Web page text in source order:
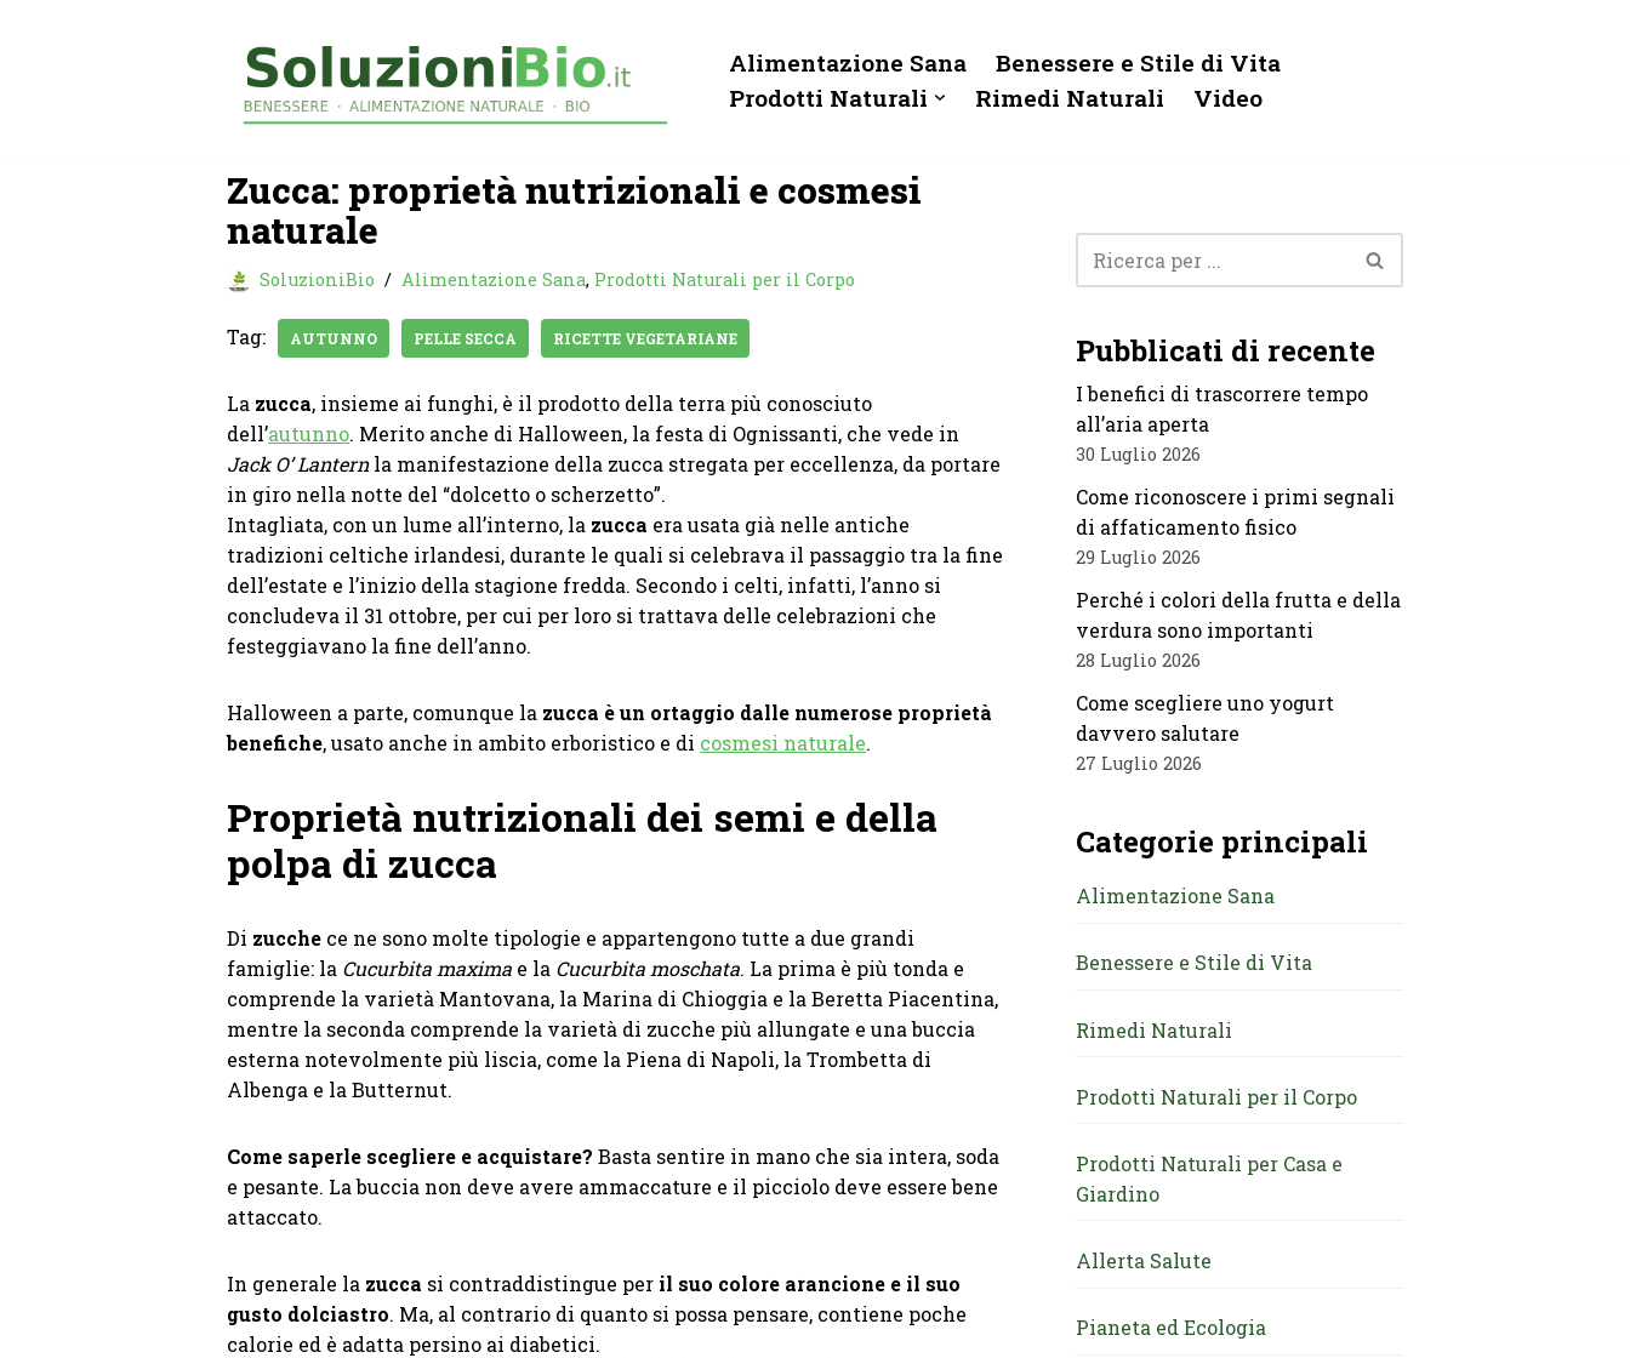
Alimentazione Sana
Benessere e Stile di Vita
Prodotti Naturali
Rimedi Naturali Video
Zucca: proprietà nutrizionali e cosmesi
naturale
SoluzioniBio Alimentazione Sana, Prodotti Naturali per il Corpo
Tag: AUTUNNO PELLE SECCA RICETTE VEGETARIANE
La zucca, insieme ai funghi, è il prodotto della terra più conosciuto
dell’autunno. Merito anche di Halloween, la festa di Ognissanti, che vede in
Jack O’ Lanternla manifestazione della zucca stregata per eccellenza, da portare
in giro nella notte del “dolcetto o scherzetto”.
Intagliata, con un lume all’interno, la zucca era usata già nelle antiche
tradizioni celtiche irlandesi, durante le quali si celebrava il passaggio tra la fine
dell’estate e l’inizio della stagione fredda. Secondo i celti, infatti, l’anno si
concludeva il 31 ottobre, per cui per loro si trattava delle celebrazioni che
festeggiavano la fine dell’anno.
Halloween a parte, comunque la zucca è un ortaggio dalle numerose proprietà
benefiche, usato anche in ambito erboristico e di cosmesi naturale.
Proprietà nutrizionali dei semi e della
polpa di zucca
Di zucche ce ne sono molte tipologie e appartengono tutte a due grandi
famiglie: la Cucurbita maxima e la Cucurbita moschata. La prima è più tonda e
comprende la varietà Mantovana, la Marina di Chioggia e la Beretta Piacentina,
mentre la seconda comprende la varietà di zucche più allungate e una buccia
esterna notevolmente più liscia, come la Piena di Napoli, la Trombetta di
Albenga e la Butternut.
Come saperle scegliere e acquistare? Basta sentire in mano che sia intera, soda
e pesante. La buccia non deve avere ammaccature e il picciolo deve essere bene
attaccato.
In generale la zucca si contraddistingue per il suo colore arancione e il suo
gusto dolciastro. Ma, al contrario di quanto si possa pensare, contiene poche
calorie ed è adatta persino ai diabetici.
Pubblicati di recente
I benefici di trascorrere tempo
all’aria aperta
30 Luglio 2026
Come riconoscere i primi segnali
di affaticamento fisico
29 Luglio 2026
Perché i colori della frutta e della
verdura sono importanti
28 Luglio 2026
Come scegliere uno yogurt
davvero salutare
27 Luglio 2026
Categorie principali
Alimentazione Sana
Benessere e Stile di Vita
Rimedi Naturali
Prodotti Naturali per il Corpo
Prodotti Naturali per Casa e
Giardino
Allerta Salute
Pianeta ed Ecologia